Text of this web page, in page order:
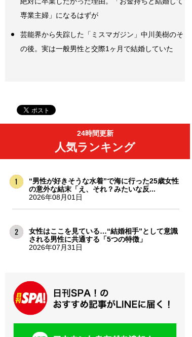
専業主婦」になるはずが
芸能界から失踪した「ミスマガジン」中川美樹のそ
の後。実は一般男性と交際1ヶ月で結婚していた
24時間更新
人気ランキング
“男性が好きそうな水着”で海に行った25歳女性
の意外な結末「え、それ？みたいな反...
2026年08月01日
女性はここを見ている…“結婚相手”として意識
される男性に共通する「5つの特徴」
2026年07月31日